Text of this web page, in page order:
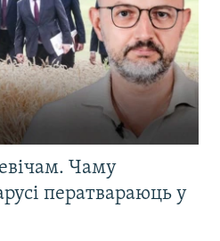
Чаму
ператвараюць у